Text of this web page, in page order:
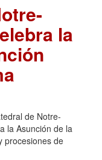
la
de Notre-
la Asunción de la
procesiones de